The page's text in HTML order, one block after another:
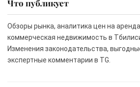
Что публикует
Обзоры рынка, аналитика цен на
коммерческая недвижимость в
Изменения законодательства,
экспертные комментарии в TG.